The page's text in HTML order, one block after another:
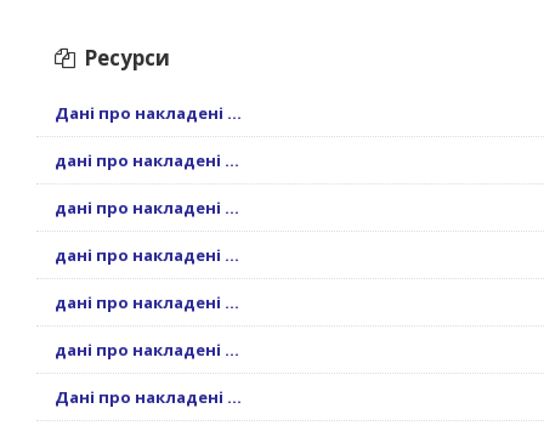
Ресурси
Дані про накладені ...
дані про накладені ...
дані про накладені ...
дані про накладені ...
дані про накладені ...
дані про накладені ...
Дані про накладені ...